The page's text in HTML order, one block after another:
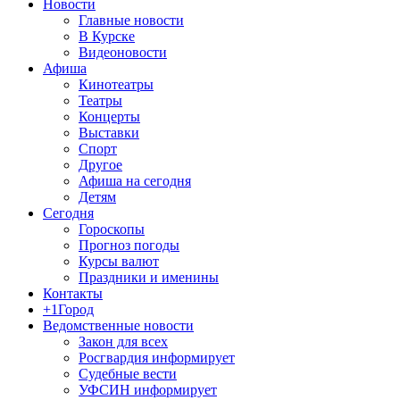
Новости
Главные новости
В Курске
Видеоновости
Афиша
Кинотеатры
Театры
Концерты
Выставки
Спорт
Другое
Афиша на сегодня
Детям
Сегодня
Гороскопы
Прогноз погоды
Курсы валют
Праздники и именины
Контакты
+1Город
Ведомственные новости
Закон для всех
Росгвардия информирует
Судебные вести
УФСИН информирует